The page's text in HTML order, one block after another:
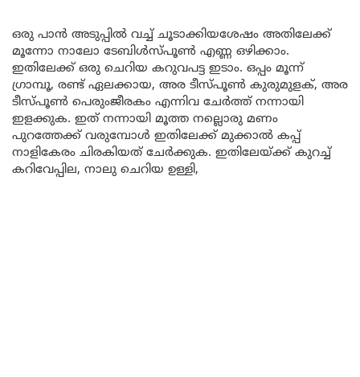
ഒരു പാൻ അടുപ്പിൽ വച്ച് ചൂടാക്കിയശേഷം അതിലേക്ക്
മൂന്നോ നാലോ ടേബിൾസ്പൂൺ എണ്ണ ഒഴിക്കാം.
ഇതിലേക്ക് ഒരു ചെറിയ കറുവപട്ട ഇടാം. ഒപ്പം മൂന്ന്
ഗ്രാമ്പൂ, രണ്ട് ഏലക്കായ, അര ടീസ്പൂൺ കുരുമുളക്, അര
ടീസ്പൂൺ പെരുംജീരകം എന്നിവ ചേർത്ത് നന്നായി
ഇളക്കുക. ഇത് നന്നായി മൂത്ത നല്ലൊരു മണം
പുറത്തേക്ക് വരുമ്പോൾ ഇതിലേക്ക് മുക്കാൽ കപ്പ്
നാളികേരം ചിരകിയത് ചേർക്കുക. ഇതിലേയ്ക്ക് കുറച്ച്
കറിവേപ്പില, നാലു ചെറിയ ഉള്ളി,